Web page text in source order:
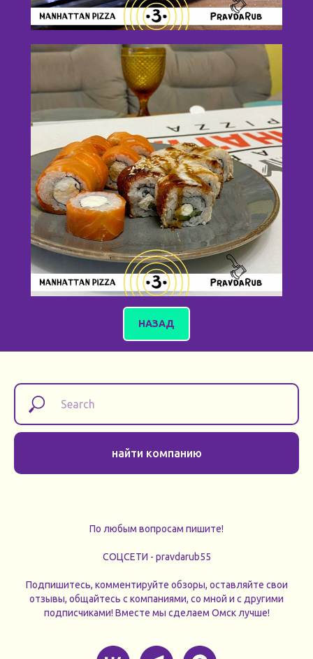
НАЗАД
найти компанию
По любым вопросам пишите!
СОЦСЕТИ - pravdarub55
Подпишитесь, комментируйте обзоры, оставляйте свои
отзывы, общайтесь с компаниями, со мной и с другими
подписчиками! Вместе мы сделаем Омск лучше!